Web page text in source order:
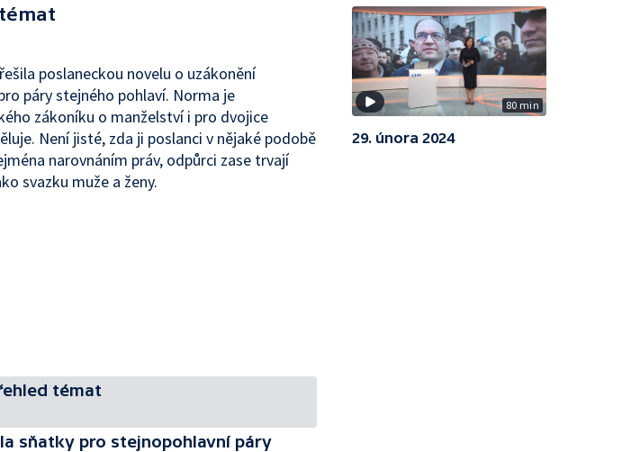
poslaneckou novelu o uzákonění
páry stejného pohlaví. Norma je
zákoníku o manželství i pro dvojice
Není jisté, zda ji poslanci v nějaké podobě
narovnáním práv, odpůrci zase trvají
svazku muže a ženy.
témat
sňatky pro stejnopohlavní páry
80 min
29. února 2024